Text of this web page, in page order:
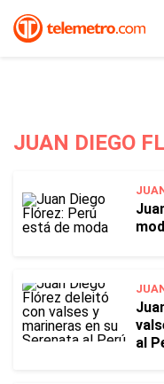
JUAN DIEGO
al